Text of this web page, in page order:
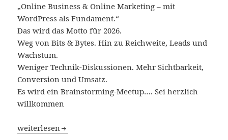
„Online Business & Online Marketing – mit
WordPress als Fundament.“
Das wird das Motto für 2026.
Weg von Bits & Bytes. Hin zu Reichweite, Leads und
Wachstum.
Weniger Technik-Diskussionen. Mehr Sichtbarkeit,
Conversion und Umsatz.
Es wird ein Brainstorming-Meetup…. Sei herzlich
willkommen
„New year, New yeah“ – Neustart des WordPress Meetup
weiterlesen